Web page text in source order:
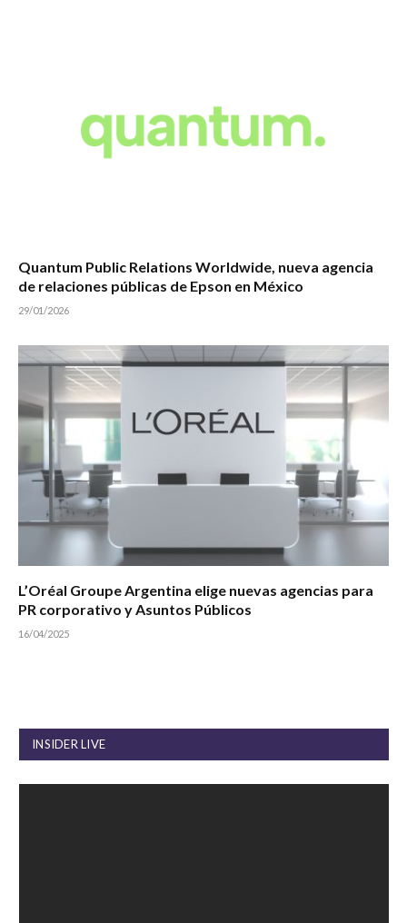
Quantum Public Relations Worldwide, nueva agencia
de relaciones públicas de Epson en México
29/01/2026
L’Oréal Groupe Argentina elige nuevas agencias para
PR corporativo y Asuntos Públicos
16/04/2025
INSIDER LIVE